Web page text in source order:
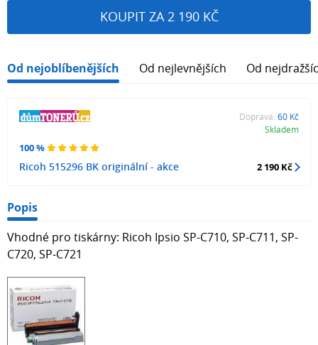
KOUPIT ZA 2 190 KČ
Od nejoblíbenějších Od nejlevnějších Od
100 %
Ricoh 515296 BK originální - akce
Doprava: 60 Kč
Skladem
2 190 Kč
Popis
Vhodné pro tiskárny: Ricoh Ipsio SP-C710, SP-C711, SP-
C720, SP-C721